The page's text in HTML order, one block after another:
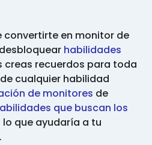
convertirte en monitor de
habilidades
creas recuerdos para toda
cualquier habilidad
de monitores de
que buscan los
lo que ayudaría a tu